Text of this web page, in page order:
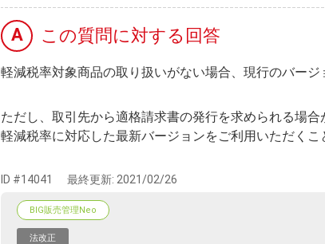
A この質問に対する回答
軽減税率対象商品の取り扱いがない場合、現行のバージ
ただし、取引先から適格請求書の発行を求められる場
軽減税率に対応した最新バージョンをご利用いただくこ
ID #14041 最終更新: 2021/02/26
BIG販売管理Neo
法改正